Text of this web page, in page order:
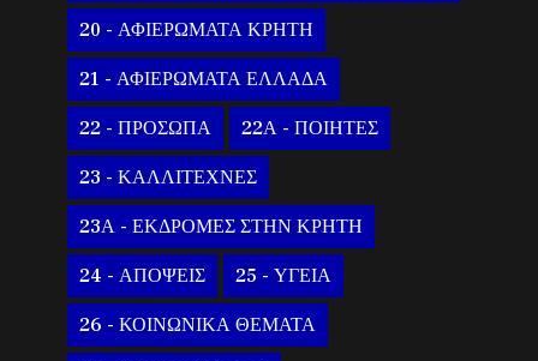
20 - ΑΦΙΕΡΩΜΑΤΑ ΚΡΗΤΗ
21 - ΑΦΙΕΡΩΜΑΤΑ ΕΛΛΑΔΑ
22 - ΠΡΟΣΩΠΑ 22Α - ΠΟΙΗΤΕΣ
23 - ΚΑΛΛΙΤΕΧΝΕΣ
23Α - ΕΚΔΡΟΜΕΣ ΣΤΗΝ ΚΡΗΤΗ
24 - ΑΠΟΨΕΙΣ 25 - ΥΓΕΙΑ
26 - ΚΟΙΝΩΝΙΚΑ ΘΕΜΑΤΑ